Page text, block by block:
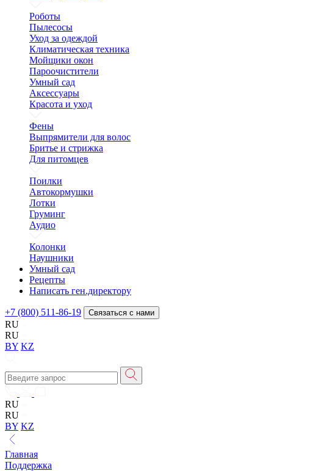
Роботы
Пылесосы
Уход за одеждой
Климатическая техника
Мойщики окон
Пароочистители
Умный сад
Аксессуары
Красота и уход
Фены
Выпрямители для волос
Бритье и стрижка
Для питомцев
Поилки
Автокормушки
Лотки
Груминг
Аудио
Колонки
Наушники
Умный сад
Рецепты
Написать ген.директору
+7 (800) 511-86-19 Связаться с нами
RU
RU
BY KZ
RU
RU
BY KZ
Главная
Поддержка